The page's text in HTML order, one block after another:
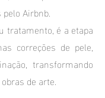
Airbnb.
tratamento, é a etapa
correções de pele,
transformando
de arte.